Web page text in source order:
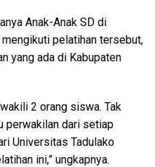
Anak-Anak SD di
pelatihan tersebut,
yang ada di Kabupaten
2 orang siswa. Tak
perwakilan dari setiap
Universitas Tadulako
ini,” ungkapnya.